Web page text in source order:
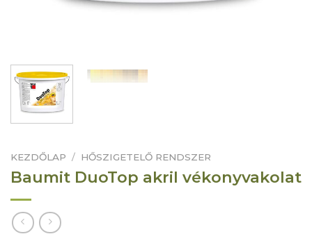
KEZDŐLAP / HŐSZIGETELŐ RENDSZER
Baumit DuoTop akril vékonyvakolat